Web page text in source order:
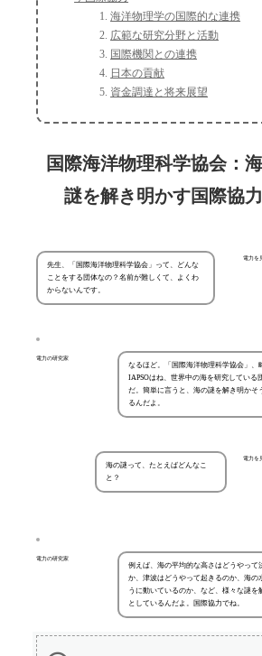
海洋物理学の国際的な連携
広範な研究分野と活動
国際機関との連携
日本の貢献
資金調達と将来展望
国際海洋物理科学協会：
謎を解き明かす国際協力
電力を
先生、「国際海洋物理科学協会」って、どんな
ことをする団体なの？名前が難しくて、よくわ
からないんです。
電力の研究家
なるほど。「国際海洋物理科学協会」、
IAPSOはね、世界中の海を研究している
だ。簡単に言うと、海の謎を解き明かそ
るんだよ。
電力を
海の謎って、たとえばどんなこ
と？
電力の研究家
例えば、海の平均的な高さはどうやって
か、津波はどうやって起きるのか、海の
うに動いているのか、など、様々な謎を
としているんだよ。国際協力でね。